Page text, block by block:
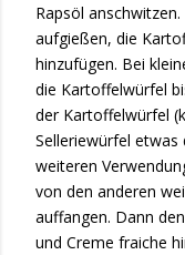
Rapsöl
aufgießen, die
hinzufügen. Bei
die Kartoffelwürfel
der Kartoffelwürfel
Selleriewürfel etwas
weiteren
von den anderen
auffangen. Dann
und Creme fraiche